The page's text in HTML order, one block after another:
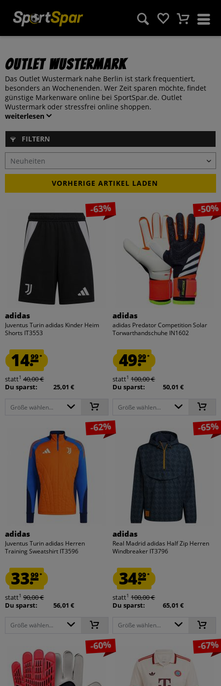
Outlet Wustermark
Das Outlet Wustermark nahe Berlin ist stark frequentiert,
besonders an Wochenenden. Wer Zeit sparen möchte, findet
günstige Markenware online bei SportSpar.de. Outlet
Wustermark oder stressfrei online shoppen.
weiterlesen
FILTERN
VORHERIGE ARTIKEL LADEN
-63%
adidas
Juventus Turin adidas Kinder Heim
Shorts IT3553
14.99*
statt1 40,00 €
Du sparst:
25,01 €
Größe wählen...
-50%
adidas
adidas Predator Competition Solar
Torwarthandschuhe IN1602
49.99*
statt1 100,00 €
Du sparst:
50,01 €
Größe wählen...
-62%
adidas
Juventus Turin adidas Herren
Training Sweatshirt IT3596
33.99*
statt1 90,00 €
Du sparst:
56,01 €
Größe wählen...
-65%
adidas
Real Madrid adidas Half Zip Herren
Windbreaker IT3796
34.99*
statt1 100,00 €
Du sparst:
65,01 €
Größe wählen...
-60% -67%